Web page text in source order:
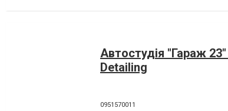
Автостудія "Гараж
Detailing
0951570011